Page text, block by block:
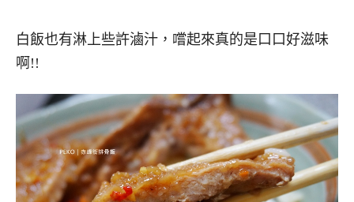
白飯也有淋上些許滷汁，嚐起來真的是口口好滋味
啊!!